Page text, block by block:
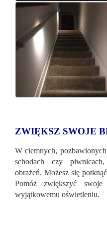
ZWIĘKSZ SWOJE
W ciemnych,
schodach czy
obrażeń. Możesz się
Pomóż zwiększyć swoje
wyjątkowemu oświetleniu.